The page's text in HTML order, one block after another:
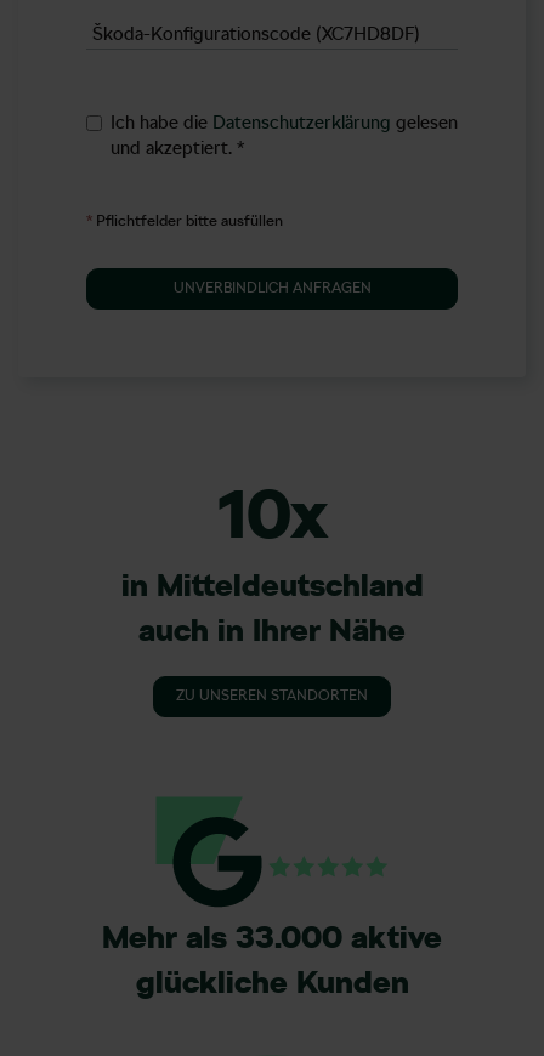
Škoda-Konfigurationscode (XC7HD8DF)
Ich habe die Datenschutzerklärung gelesen
und akzeptiert. *
* Pflichtfelder bitte ausfüllen
UNVERBINDLICH ANFRAGEN
10x
in Mitteldeutschland
auch in Ihrer Nähe
ZU UNSEREN STANDORTEN
Mehr als 33.000 aktive
glückliche Kunden